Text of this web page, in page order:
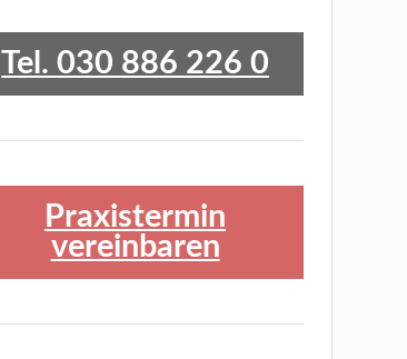
Tel. 030 886 226 0
Praxistermin
vereinbaren